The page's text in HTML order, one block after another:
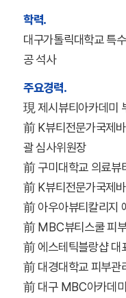
학력.
대구가톨릭대학교 특
공 석사
주요경력.
現 제시뷰티아카데미
前 K뷰티전문가국제
괄 심사위원장
前 구미대학교 의료뷰
前 K뷰티전문가국제
前 아우아뷰티칼리지
前 MBC뷰티스쿨 피
前 에스테틱블랑샵 대
前 대경대학교 피부관
前 대구 MBC아카데